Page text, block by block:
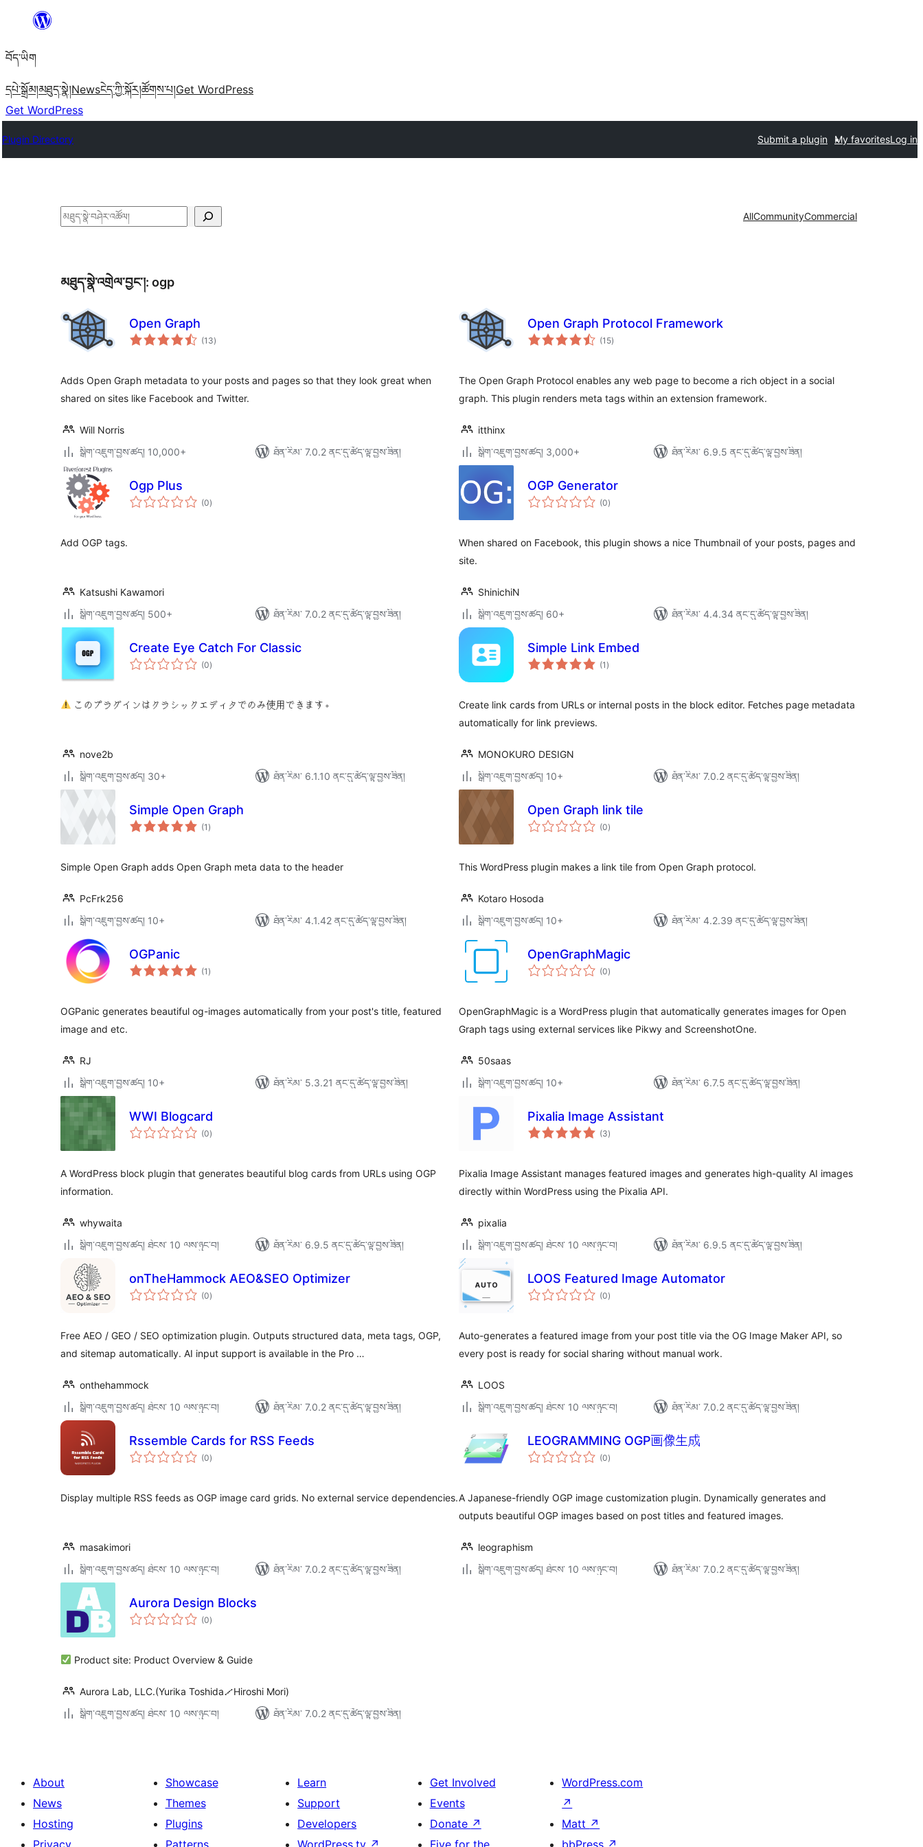
content
བོད་ཡིག
དཔེ་སྒྲོམ།མཐུད་སྣེ།Newsངེད་ཀྱི་སྐོར།ཚོགས་པ།Get WordPress
Get WordPress
Plugin Directory Submit a plugin My favoritesLog in
བཤེར་
AllCommunityCommercial
མཐུད་སྣེ་འགྲེལ་བྱང་།: ogp
Open Graph
(13གདེང་
འཇོག་
)
Adds Open Graph metadata to your posts and pages so that they look great when
shared on sites like Facebook and Twitter.
Will Norris
སྒྲིག་འཇུག་བྱས་ཚད། 10,000+
ཐོན་རིམ་ 7.0.2 ནང་དུ་ཚོད་ལྟ་བྱས་ཟིན།
Open Graph Protocol Framework
(15གདེང་
འཇོག་
)
The Open Graph Protocol enables any web page to become a rich object in a social
graph. This plugin renders meta tags within an extension framework.
itthinx
སྒྲིག་འཇུག་བྱས་ཚད། 3,000+
ཐོན་རིམ་ 6.9.5 ནང་དུ་ཚོད་ལྟ་བྱས་ཟིན།
Ogp Plus
(0གདེང་
འཇོག་
)
Add OGP tags.
Katsushi Kawamori
སྒྲིག་འཇུག་བྱས་ཚད། 500+
ཐོན་རིམ་ 7.0.2 ནང་དུ་ཚོད་ལྟ་བྱས་ཟིན།
OGP Generator
(0གདེང་
འཇོག་
)
When shared on Facebook, this plugin shows a nice Thumbnail of your posts, pages and
site.
ShinichiN
སྒྲིག་འཇུག་བྱས་ཚད། 60+
ཐོན་རིམ་ 4.4.34 ནང་དུ་ཚོད་ལྟ་བྱས་ཟིན།
Create Eye Catch For Classic
(0གདེང་
འཇོག་
)
このプラグインはクラシックエディタでのみ使用できます。
nove2b
སྒྲིག་འཇུག་བྱས་ཚད། 30+
ཐོན་རིམ་ 6.1.10 ནང་དུ་ཚོད་ལྟ་བྱས་ཟིན།
Simple Link Embed
(1 གདེང་
འཇོག་
)
Create link cards from URLs or internal posts in the block editor. Fetches page metadata
automatically for link previews.
MONOKURO DESIGN
སྒྲིག་འཇུག་བྱས་ཚད། 10+
ཐོན་རིམ་ 7.0.2 ནང་དུ་ཚོད་ལྟ་བྱས་ཟིན།
Simple Open Graph
(1 གདེང་
འཇོག་
)
Simple Open Graph adds Open Graph meta data to the header
PcFrk256
སྒྲིག་འཇུག་བྱས་ཚད། 10+
ཐོན་རིམ་ 4.1.42 ནང་དུ་ཚོད་ལྟ་བྱས་ཟིན།
Open Graph link tile
(0གདེང་
འཇོག་
)
This WordPress plugin makes a link tile from Open Graph protocol.
Kotaro Hosoda
སྒྲིག་འཇུག་བྱས་ཚད། 10+
ཐོན་རིམ་ 4.2.39 ནང་དུ་ཚོད་ལྟ་བྱས་ཟིན།
OGPanic
(1 གདེང་
འཇོག་
)
OGPanic generates beautiful og-images automatically from your post's title, featured
image and etc.
RJ
སྒྲིག་འཇུག་བྱས་ཚད། 10+
ཐོན་རིམ་ 5.3.21 ནང་དུ་ཚོད་ལྟ་བྱས་ཟིན།
OpenGraphMagic
(0གདེང་
འཇོག་
)
OpenGraphMagic is a WordPress plugin that automatically generates images for Open
Graph tags using external services like Pikwy and ScreenshotOne.
50saas
སྒྲིག་འཇུག་བྱས་ཚད། 10+
ཐོན་རིམ་ 6.7.5 ནང་དུ་ཚོད་ལྟ་བྱས་ཟིན།
WWI Blogcard
(0གདེང་
འཇོག་
)
A WordPress block plugin that generates beautiful blog cards from URLs using OGP
information.
whywaita
སྒྲིག་འཇུག་བྱས་ཚད། ཐེངས་ 10 ལས་ཉུང་བ།
ཐོན་རིམ་ 6.9.5 ནང་དུ་ཚོད་ལྟ་བྱས་ཟིན།
Pixalia Image Assistant
(3གདེང་
འཇོག་
)
Pixalia Image Assistant manages featured images and generates high-quality AI images
directly within WordPress using the Pixalia API.
pixalia
སྒྲིག་འཇུག་བྱས་ཚད། ཐེངས་ 10 ལས་ཉུང་བ།
ཐོན་རིམ་ 6.9.5 ནང་དུ་ཚོད་ལྟ་བྱས་ཟིན།
onTheHammock AEO&SEO Optimizer
(0གདེང་
འཇོག་
)
Free AEO / GEO / SEO optimization plugin. Outputs structured data, meta tags, OGP,
and sitemap automatically. AI input support is available in the Pro …
onthehammock
སྒྲིག་འཇུག་བྱས་ཚད། ཐེངས་ 10 ལས་ཉུང་བ།
ཐོན་རིམ་ 7.0.2 ནང་དུ་ཚོད་ལྟ་བྱས་ཟིན།
LOOS Featured Image Automator
(0གདེང་
འཇོག་
)
Auto-generates a featured image from your post title via the OG Image Maker API, so
every post is ready for social sharing without manual work.
LOOS
སྒྲིག་འཇུག་བྱས་ཚད། ཐེངས་ 10 ལས་ཉུང་བ།
ཐོན་རིམ་ 7.0.2 ནང་དུ་ཚོད་ལྟ་བྱས་ཟིན།
Rssemble Cards for RSS Feeds
(0གདེང་
འཇོག་
)
Display multiple RSS feeds as OGP image card grids. No external service dependencies.
masakimori
སྒྲིག་འཇུག་བྱས་ཚད། ཐེངས་ 10 ལས་ཉུང་བ།
ཐོན་རིམ་ 7.0.2 ནང་དུ་ཚོད་ལྟ་བྱས་ཟིན།
LEOGRAMMING OGP画像生成
(0གདེང་
འཇོག་
)
A Japanese-friendly OGP image customization plugin. Dynamically generates and
outputs beautiful OGP images based on post titles and featured images.
leographism
སྒྲིག་འཇུག་བྱས་ཚད། ཐེངས་ 10 ལས་ཉུང་བ།
ཐོན་རིམ་ 7.0.2 ནང་དུ་ཚོད་ལྟ་བྱས་ཟིན།
Aurora Design Blocks
(0གདེང་
འཇོག་
)
Product site: Product Overview & Guide
Aurora Lab, LLC.(Yurika Toshida／Hiroshi Mori)
སྒྲིག་འཇུག་བྱས་ཚད། ཐེངས་ 10 ལས་ཉུང་བ།
ཐོན་རིམ་ 7.0.2 ནང་དུ་ཚོད་ལྟ་བྱས་ཟིན།
About
News
Hosting
Privacy
Showcase
Themes
Plugins
Patterns
Learn
Support
Developers
WordPress.tv ↗
Get Involved
Events
Donate ↗
Five for the
WordPress.com
↗
Matt ↗
bbPress ↗